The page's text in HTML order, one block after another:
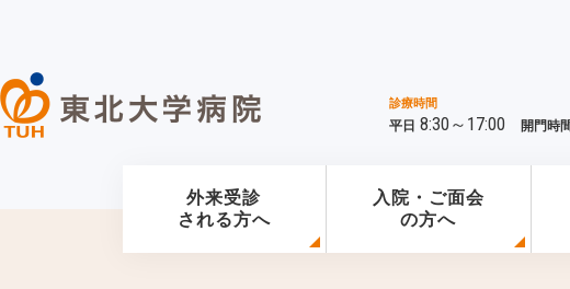
診療時間
平日 8:30～17:00 開門時
外来受診
される方へ
入院・ご面会
の方へ